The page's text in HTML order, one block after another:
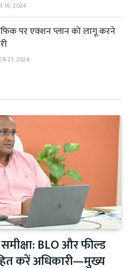
16, 2024
पर एक्शन प्लान को लागू करने
21, 2024
BLO और फील्ड
करें अधिकारी—मुख्य